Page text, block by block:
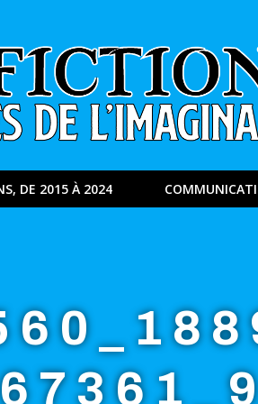
DE 2015 À 2024